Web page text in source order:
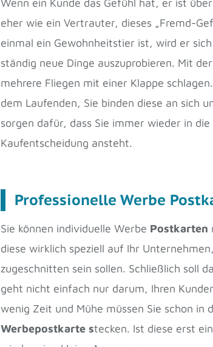
eher wie ein Vertrauter, dieses „Fremd-
einmal ein Gewohnheitstier ist, wird er
ständig neue Dinge auszuprobieren. Mit der
mehrere Fliegen mit einer Klappe
dem Laufenden, Sie binden diese an sich
sorgen dafür, dass Sie immer wieder in
Kaufentscheidung ansteht.
Professionelle Werbe
Sie können individuelle Werbe Postkarten
diese wirklich speziell auf Ihr
zugeschnitten sein sollen. Schließlich soll
geht nicht einfach nur darum, Ihren
wenig Zeit und Mühe müssen Sie schon in
Werbepostkarte stecken. Ist diese erst